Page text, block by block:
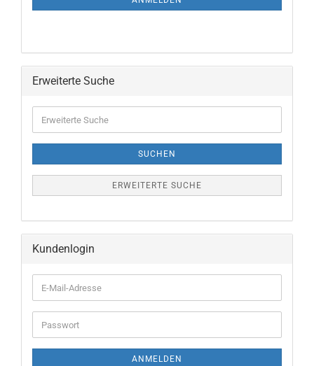
Erweiterte Suche
SUCHEN
ERWEITERTE SUCHE
Kundenlogin
ANMELDEN